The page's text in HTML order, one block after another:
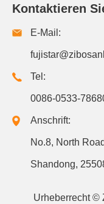
Kontaktieren
E-Mail:
Tel:
0086-0533-
Anschrift:
No.8, North
Shandong,
Urheberrecht ©